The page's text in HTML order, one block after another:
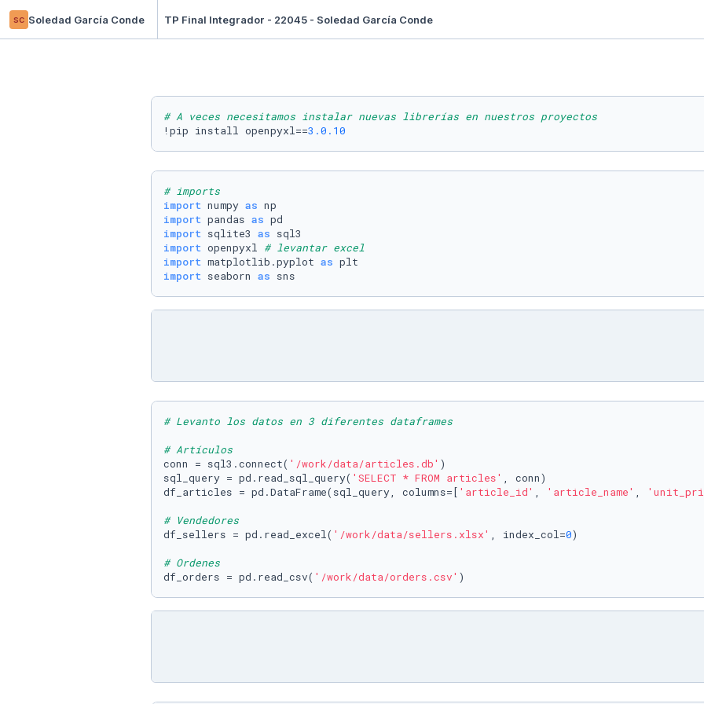
sc Soledad García Conde TP Final Integrador - 22045 - Soledad García Conde
# A veces necesitamos instalar nuevas librerías en nuestros proyectos
!pip install openpyxl==3.0 .10
# imports
import numpy as
import pandas as
import sqlite3 as
import openpyxl # levantar excel
import matplotlib.pyplot as
import seaborn as sns
# Levanto los datos en 3 diferentes dataframes
# Artículos
conn = sql3.connect( '/work/data/articles.db' )
sql_query = pd.read_sql_query( 'SELECT * FROM articles' , conn)
df_articles = pd.DataFrame(sql_query, columns=[ 'article_id' , 'article_name' ,
# Vendedores
df_sellers = pd.read_excel( '/work/data/sellers.xlsx' , index_col=0)
# Ordenes
df_orders = pd.read_csv( '/work/data/orders.csv'